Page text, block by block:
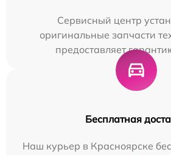
Сервисный центр
оригинальные запчасти
предоставляет
Бесплатная
Наш курьер в Красноярске